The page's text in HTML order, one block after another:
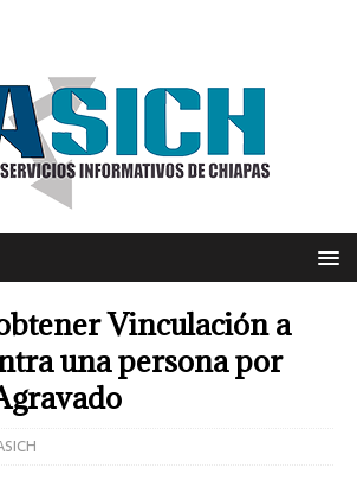
Vinculación a
una persona por